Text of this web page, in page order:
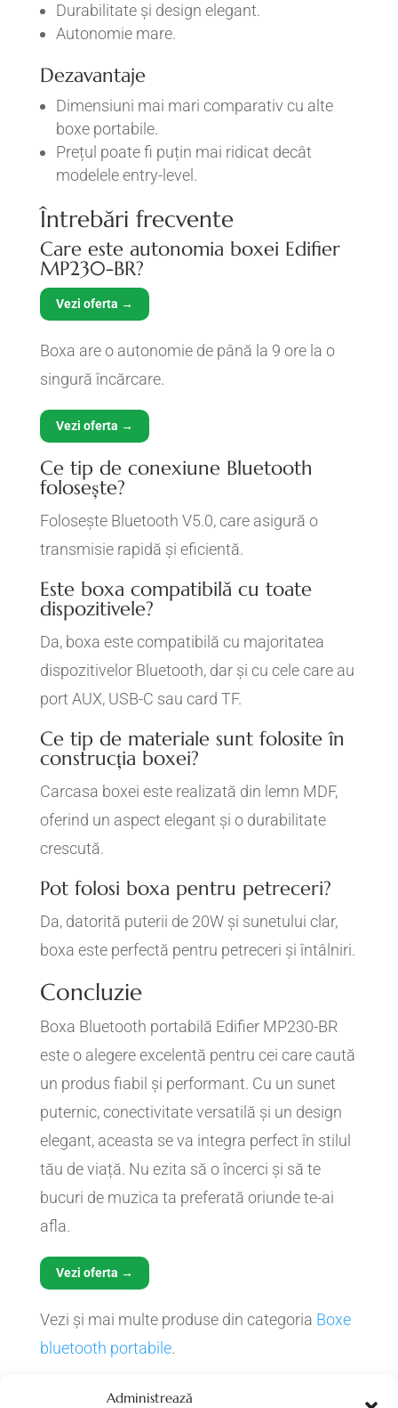
Administrează
Durabilitate și design elegant.
Autonomie mare.
Dezavantaje
Dimensiuni mai mari comparativ cu alte
boxe portabile.
Prețul poate fi puțin mai ridicat decât
modelele entry-level.
Întrebări frecvente
Care este autonomia boxei Edifier
MP230-BR?
Vezi oferta →
Boxa are o autonomie de până la 9 ore la o
singură încărcare.
Vezi oferta →
Ce tip de conexiune Bluetooth
folosește?
Folosește Bluetooth V5.0, care asigură o
transmisie rapidă și eficientă.
Este boxa compatibilă cu toate
dispozitivele?
Da, boxa este compatibilă cu majoritatea
dispozitivelor Bluetooth, dar și cu cele care au
port AUX, USB-C sau card TF.
Ce tip de materiale sunt folosite în
construcția boxei?
Carcasa boxei este realizată din lemn MDF,
oferind un aspect elegant și o durabilitate
crescută.
Pot folosi boxa pentru petreceri?
Da, datorită puterii de 20W și sunetului clar,
boxa este perfectă pentru petreceri și întâlniri.
Concluzie
Boxa Bluetooth portabilă Edifier MP230-BR
este o alegere excelentă pentru cei care caută
un produs fiabil și performant. Cu un sunet
puternic, conectivitate versatilă și un design
elegant, aceasta se va integra perfect în stilul
tău de viață. Nu ezita să o încerci și să te
bucuri de muzica ta preferată oriunde te-ai
afla.
Vezi oferta →
Vezi și mai multe produse din categoria Boxe
bluetooth portabile.